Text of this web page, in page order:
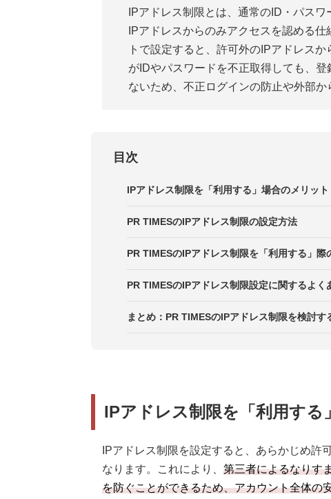
IPアドレス制限とは、通常のID・パス
IPアドレスからのみアクセスを認める
トで設定すると、許可外のIPアドレス
がIDやパスワードを不正取得しても、
ないため、不正ログインの防止や外部か
目次
IPアドレス制限を「利用する」場合のメリット
PR TIMESのIPアドレス制限の設定方法
PR TIMESのIPアドレス制限を「利用する」際
PR TIMESのIPアドレス制限設定に関するよく
まとめ：PR TIMESのIPアドレス制限を検討す
IPアドレス制限を「利用する
IPアドレス制限を設定すると、あらかじめ許
なります。これにより、 第三者によるなりす
を防ぐことができるため、アカウント全体の